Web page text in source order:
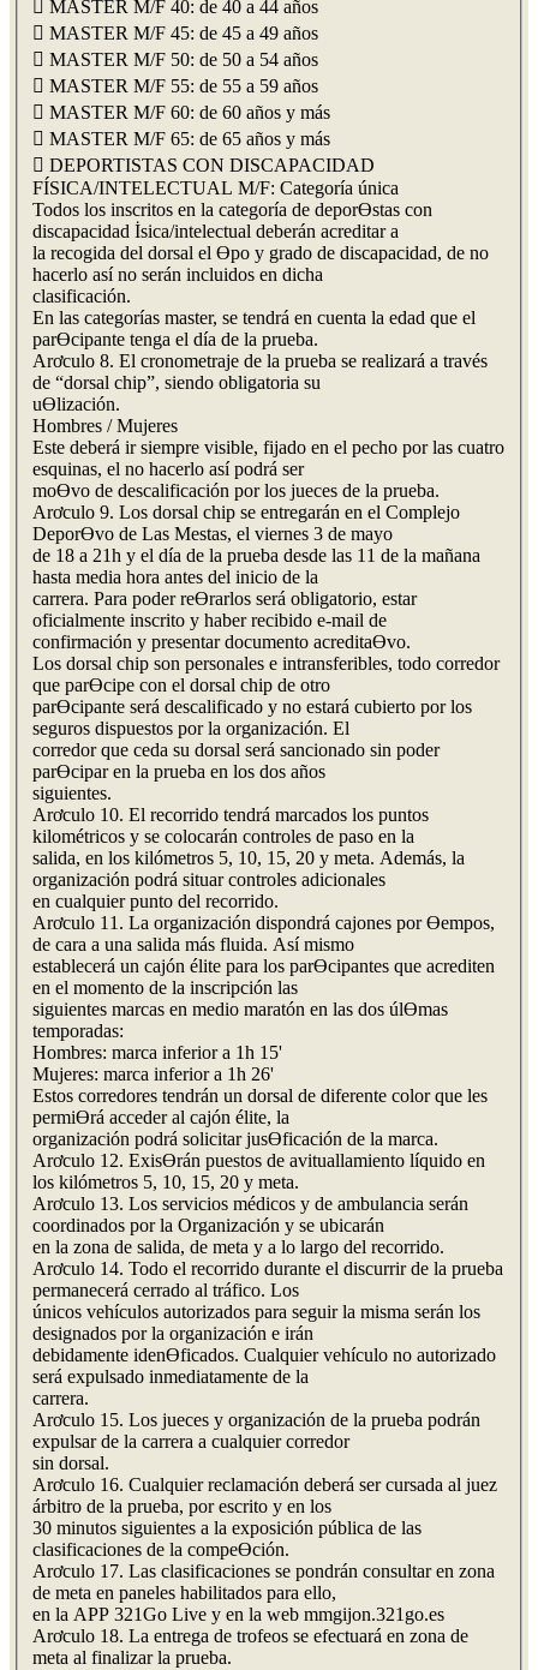
 MASTER M/F 40: de 40 a 44 años
 MASTER M/F 45: de 45 a 49 años
 MASTER M/F 50: de 50 a 54 años
 MASTER M/F 55: de 55 a 59 años
 MASTER M/F 60: de 60 años y más
 MASTER M/F 65: de 65 años y más
 DEPORTISTAS CON DISCAPACIDAD
FÍSICA/INTELECTUAL M/F: Categoría única
Todos los inscritos en la categoría de deporƟstas con
discapacidad İsica/intelectual deberán acreditar a
la recogida del dorsal el Ɵpo y grado de discapacidad, de no
hacerlo así no serán incluidos en dicha
clasificación.
En las categorías master, se tendrá en cuenta la edad que el
parƟcipante tenga el día de la prueba.
Arơculo 8. El cronometraje de la prueba se realizará a través
de “dorsal chip”, siendo obligatoria su
uƟlización.
Hombres / Mujeres
Este deberá ir siempre visible, fijado en el pecho por las cuatro
esquinas, el no hacerlo así podrá ser
moƟvo de descalificación por los jueces de la prueba.
Arơculo 9. Los dorsal chip se entregarán en el Complejo
DeporƟvo de Las Mestas, el viernes 3 de mayo
de 18 a 21h y el día de la prueba desde las 11 de la mañana
hasta media hora antes del inicio de la
carrera. Para poder reƟrarlos será obligatorio, estar
oficialmente inscrito y haber recibido e-mail de
confirmación y presentar documento acreditaƟvo.
Los dorsal chip son personales e intransferibles, todo corredor
que parƟcipe con el dorsal chip de otro
parƟcipante será descalificado y no estará cubierto por los
seguros dispuestos por la organización. El
corredor que ceda su dorsal será sancionado sin poder
parƟcipar en la prueba en los dos años
siguientes.
Arơculo 10. El recorrido tendrá marcados los puntos
kilométricos y se colocarán controles de paso en la
salida, en los kilómetros 5, 10, 15, 20 y meta. Además, la
organización podrá situar controles adicionales
en cualquier punto del recorrido.
Arơculo 11. La organización dispondrá cajones por Ɵempos,
de cara a una salida más fluida. Así mismo
establecerá un cajón élite para los parƟcipantes que acrediten
en el momento de la inscripción las
siguientes marcas en medio maratón en las dos úlƟmas
temporadas:
Hombres: marca inferior a 1h 15'
Mujeres: marca inferior a 1h 26'
Estos corredores tendrán un dorsal de diferente color que les
permiƟrá acceder al cajón élite, la
organización podrá solicitar jusƟficación de la marca.
Arơculo 12. ExisƟrán puestos de avituallamiento líquido en
los kilómetros 5, 10, 15, 20 y meta.
Arơculo 13. Los servicios médicos y de ambulancia serán
coordinados por la Organización y se ubicarán
en la zona de salida, de meta y a lo largo del recorrido.
Arơculo 14. Todo el recorrido durante el discurrir de la prueba
permanecerá cerrado al tráfico. Los
únicos vehículos autorizados para seguir la misma serán los
designados por la organización e irán
debidamente idenƟficados. Cualquier vehículo no autorizado
será expulsado inmediatamente de la
carrera.
Arơculo 15. Los jueces y organización de la prueba podrán
expulsar de la carrera a cualquier corredor
sin dorsal.
Arơculo 16. Cualquier reclamación deberá ser cursada al juez
árbitro de la prueba, por escrito y en los
30 minutos siguientes a la exposición pública de las
clasificaciones de la compeƟción.
Arơculo 17. Las clasificaciones se pondrán consultar en zona
de meta en paneles habilitados para ello,
en la APP 321Go Live y en la web mmgijon.321go.es
Arơculo 18. La entrega de trofeos se efectuará en zona de
meta al finalizar la prueba.